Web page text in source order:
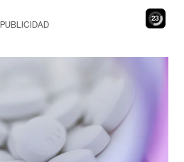
21
PUBLICIDAD